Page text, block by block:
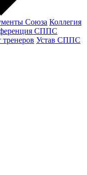
Cоюза Коллегия
СППС
тренеров Устав СППС